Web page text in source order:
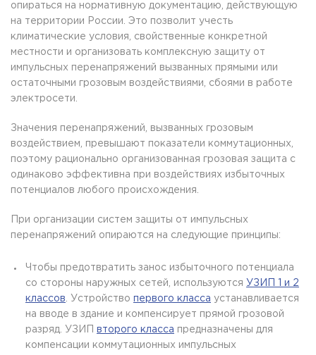
опираться на нормативную документацию, действующую
на территории России. Это позволит учесть
климатические условия, свойственные конкретной
местности и организовать комплексную защиту от
импульсных перенапряжений вызванных прямыми или
остаточными грозовым воздействиями, сбоями в работе
электросети.
Значения перенапряжений, вызванных грозовым
воздействием, превышают показатели коммутационных,
поэтому рационально организованная грозовая защита с
одинаково эффективна при воздействиях избыточных
потенциалов любого происхождения.
При организации систем защиты от импульсных
перенапряжений опираются на следующие принципы:
Чтобы предотвратить занос избыточного потенциала
со стороны наружных сетей, используются УЗИП 1 и 2
классов . Устройство первого класса устанавливается
на вводе в здание и компенсирует прямой грозовой
разряд. УЗИП второго класса предназначены для
компенсации коммутационных импульсных